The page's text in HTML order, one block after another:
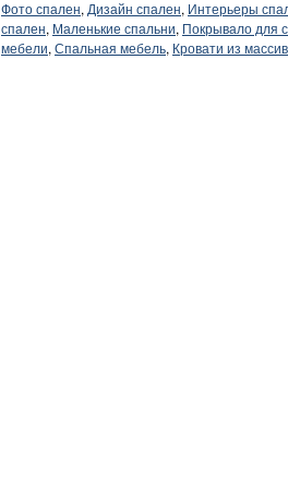
Фото спален, Дизайн спален, Интерьеры
спален, Маленькие спальни, Покрывало для
мебели, Спальная мебель, Кровати из